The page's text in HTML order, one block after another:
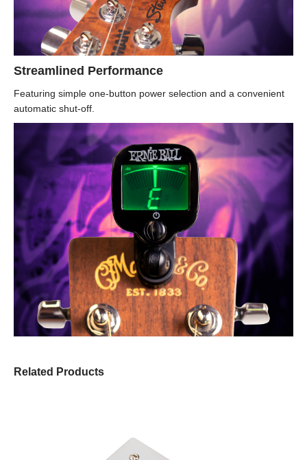
Streamlined Performance
Featuring simple one-button power selection and a convenient
automatic shut-off.
Related Products